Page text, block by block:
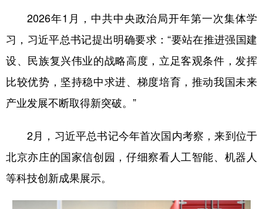
2026年1月，中共中央政治局开年第一次集体学
习，习近平总书记提出明确要求：“要站在推进强国建
设、民族复兴伟业的战略高度，立足客观条件，发挥
比较优势，坚持稳中求进、梯度培育，推动我国未来
产业发展不断取得新突破。”
2月，习近平总书记今年首次国内考察，来到位于
北京亦庄的国家信创园，仔细察看人工智能、机器人
等科技创新成果展示。